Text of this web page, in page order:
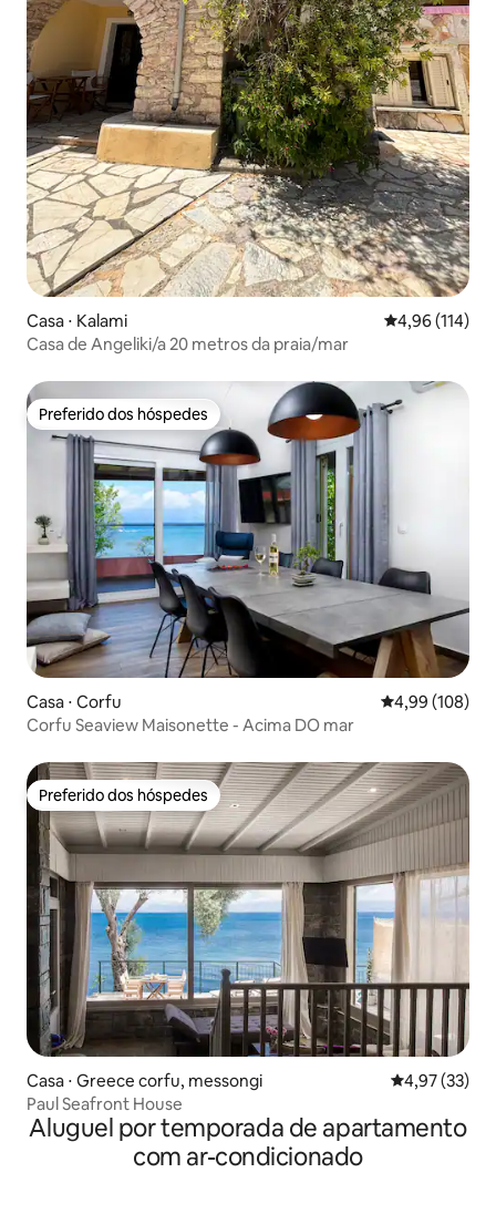
Casa ⋅ Kalami 4,96 de uma
4,96 (114)
Casa de Angeliki/a 20 metros da praia/mar
Preferido dos hóspedes
Preferido dos hóspedes
Casa ⋅ Corfu 4,99 de uma
4,99 (108)
Corfu Seaview Maisonette - Acima DO mar
Preferido dos hóspedes
Preferido dos hóspedes
Casa ⋅ Greece corfu, messongi 4,97 de uma
4,97 (33)
Paul Seafront House
Aluguel por temporada de apartamento
com ar-condicionado